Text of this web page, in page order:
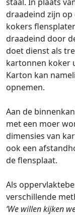
draadeind zijn
kokers
draadeind door
doet dienst als
kartonnen koker
Karton kan
opnemen.
Aan de
met een moer
dimensies van
ook een
de flensplaat.
Als
verschillende
‘We willen kijken